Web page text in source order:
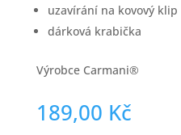
uzavírání na kovový klip
dárková krabička
Výrobce Carmani®
189,00 Kč